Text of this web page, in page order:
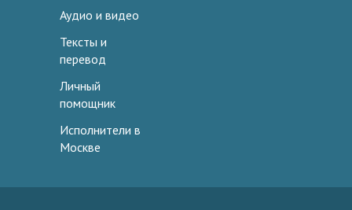
Аудио и видео
Тексты и
перевод
Личный
помощник
Исполнители в
Москве